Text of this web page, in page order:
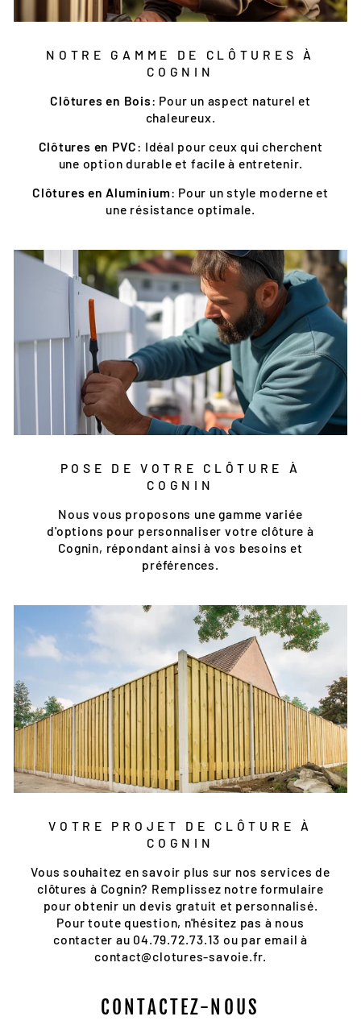
NOTRE GAMME DE CLÔTURES À
COGNIN
Clôtures en Bois: Pour un aspect naturel et
chaleureux.
Clôtures en PVC: Idéal pour ceux qui cherchent
une option durable et facile à entretenir.
Clôtures en Aluminium: Pour un style moderne et
une résistance optimale.
POSE DE VOTRE CLÔTURE À
COGNIN
Nous vous proposons une gamme variée
d'options pour personnaliser votre clôture à
Cognin, répondant ainsi à vos besoins et
préférences.
VOTRE PROJET DE CLÔTURE À
COGNIN
Vous souhaitez en savoir plus sur nos services de
clôtures à Cognin? Remplissez notre formulaire
pour obtenir un devis gratuit et personnalisé.
Pour toute question, n'hésitez pas à nous
contacter au 04.79.72.73.13 ou par email à
contact@clotures-savoie.fr.
CONTACTEZ-NOUS